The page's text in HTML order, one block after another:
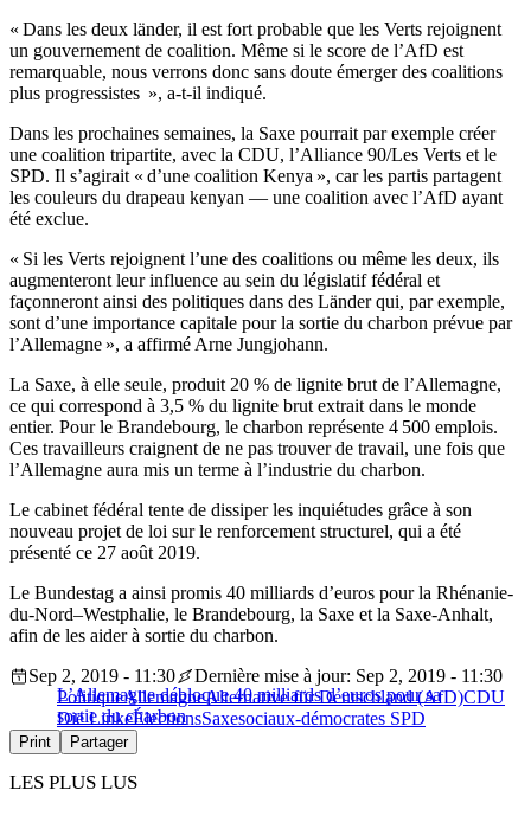
« Dans les deux länder, il est fort probable que les Verts rejoignent
un gouvernement de coalition. Même si le score de l’AfD est
remarquable, nous verrons donc sans doute émerger des coalitions
plus progressistes », a-t-il indiqué.
Dans les prochaines semaines, la Saxe pourrait par exemple créer
une coalition tripartite, avec la CDU, l’Alliance 90/Les Verts et le
SPD. Il s’agirait « d’une coalition Kenya », car les partis partagent
les couleurs du drapeau kenyan — une coalition avec l’AfD ayant
été exclue.
« Si les Verts rejoignent l’une des coalitions ou même les deux, ils
augmenteront leur influence au sein du législatif fédéral et
façonneront ainsi des politiques dans des Länder qui, par exemple,
sont d’une importance capitale pour la sortie du charbon prévue par
l’Allemagne », a affirmé Arne Jungjohann.
La Saxe, à elle seule, produit 20 % de lignite brut de l’Allemagne,
ce qui correspond à 3,5 % du lignite brut extrait dans le monde
entier. Pour le Brandebourg, le charbon représente 4 500 emplois.
Ces travailleurs craignent de ne pas trouver de travail, une fois que
l’Allemagne aura mis un terme à l’industrie du charbon.
Le cabinet fédéral tente de dissiper les inquiétudes grâce à son
nouveau projet de loi sur le renforcement structurel, qui a été
présenté ce 27 août 2019.
Le Bundestag a ainsi promis 40 milliards d’euros pour la Rhénanie-
du-Nord–Westphalie, le Brandebourg, la Saxe et la Saxe-Anhalt,
afin de les aider à sortie du charbon.
L’Allemagne débloque 40 milliards d’euros pour sa
sortie du charbon
Sep 2, 2019 - 11:30
Dernière mise à jour: Sep 2, 2019 - 11:30
PolitiqueAllemagneAlternative für Deutschland (AfD)CDU
Die LinkeÉlectionsSaxesociaux-démocrates SPD
Print Partager
LES PLUS LUS